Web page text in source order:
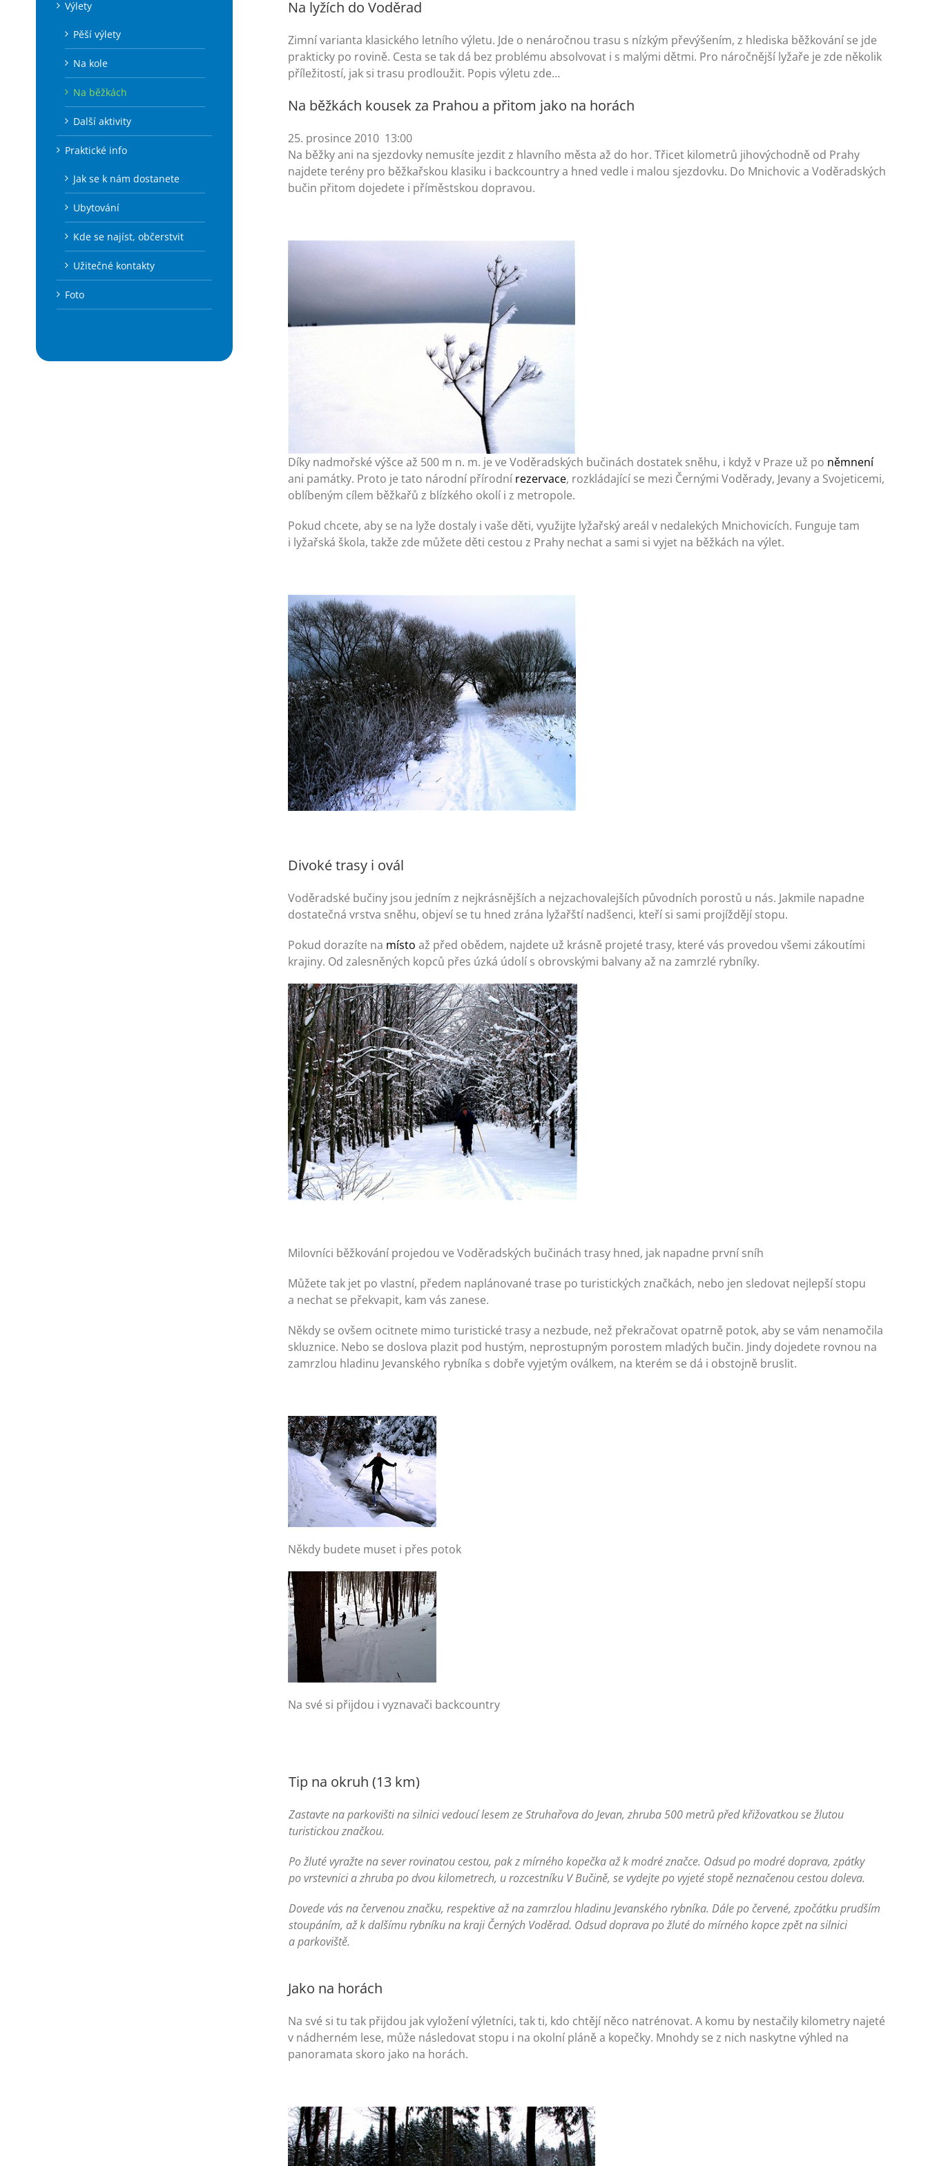
Na lyžích do Voděrad
Zimní varianta klasického letního výletu. Jde o nenáročnou trasu s nízkým převýšením, z hlediska běžkování se jde
prakticky po rovině. Cesta se tak dá bez problému absolvovat i s malými dětmi. Pro náročnější lyžaře je zde několik
příležitostí, jak si trasu prodloužit. Popis výletu zde…
Na běžkách kousek za Prahou a přitom jako na horách
25. prosince 2010 13:00
Na běžky ani na sjezdovky nemusíte jezdit z hlavního města až do hor. Třicet kilometrů jihovýchodně od Prahy
najdete terény pro běžkařskou klasiku i backcountry a hned vedle i malou sjezdovku. Do Mnichovic a Voděradských
bučin přitom dojedete i příměstskou dopravou.
Díky nadmořské výšce až 500 m n. m. je ve Voděradských bučinách dostatek sněhu, i když v Praze už po němnení
ani památky. Proto je tato národní přírodní rezervace, rozkládající se mezi Černými Voděrady, Jevany a Svojeticemi,
oblíbeným cílem běžkařů z blízkého okolí i z metropole.
Pokud chcete, aby se na lyže dostaly i vaše děti, využijte lyžařský areál v nedalekých Mnichovicích. Funguje tam
i lyžařská škola, takže zde můžete děti cestou z Prahy nechat a sami si vyjet na běžkách na výlet.
Divoké trasy i ovál
Voděradské bučiny jsou jedním z nejkrásnějších a nejzachovalejších původních porostů u nás. Jakmile napadne
dostatečná vrstva sněhu, objeví se tu hned zrána lyžařští nadšenci, kteří si sami projíždějí stopu.
Pokud dorazíte na místo až před obědem, najdete už krásně projeté trasy, které vás provedou všemi zákoutími
krajiny. Od zalesněných kopců přes úzká údolí s obrovskými balvany až na zamrzlé rybníky.
Milovníci běžkování projedou ve Voděradských bučinách trasy hned, jak napadne první sníh
Můžete tak jet po vlastní, předem naplánované trase po turistických značkách, nebo jen sledovat nejlepší stopu
a nechat se překvapit, kam vás zanese.
Někdy se ovšem ocitnete mimo turistické trasy a nezbude, než překračovat opatrně potok, aby se vám nenamočila
skluznice. Nebo se doslova plazit pod hustým, neprostupným porostem mladých bučin. Jindy dojedete rovnou na
zamrzlou hladinu Jevanského rybníka s dobře vyjetým oválkem, na kterém se dá i obstojně bruslit.
Někdy budete muset i přes potok
Na své si přijdou i vyznavači backcountry
Tip na okruh (13 km)
Zastavte na parkovišti na silnici vedoucí lesem ze Struhařova do Jevan, zhruba 500 metrů před křižovatkou se žlutou
turistickou značkou.
Po žluté vyražte na sever rovinatou cestou, pak z mírného kopečka až k modré značce. Odsud po modré doprava, zpátky
po vrstevnici a zhruba po dvou kilometrech, u rozcestníku V Bučině, se vydejte po vyjeté stopě neznačenou cestou doleva.
Dovede vás na červenou značku, respektive až na zamrzlou hladinu Jevanského rybníka. Dále po červené, zpočátku prudším
stoupáním, až k dalšímu rybníku na kraji Černých Voděrad. Odsud doprava po žluté do mírného kopce zpět na silnici
a parkoviště.
Jako na horách
Na své si tu tak přijdou jak vyložení výletníci, tak ti, kdo chtějí něco natrénovat. A komu by nestačily kilometry najeté
v nádherném lese, může následovat stopu i na okolní pláně a kopečky. Mnohdy se z nich naskytne výhled na
panoramata skoro jako na horách.
Výlety
Pěší výlety
Na kole
Na běžkách
Další aktivity
Praktické info
Jak se k nám dostanete
Ubytování
Kde se najíst, občerstvit
Užitečné kontakty
Foto